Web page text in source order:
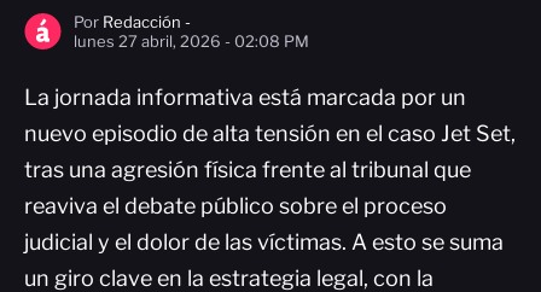
Por Redacción -
lunes 27 abril, 2026 - 02:08 PM
La jornada informativa está marcada por un
nuevo episodio de alta tensión en el caso Jet Set,
tras una agresión física frente al tribunal que
reaviva el debate público sobre el proceso
judicial y el dolor de las víctimas. A esto se suma
un giro clave en la estrategia legal, con la